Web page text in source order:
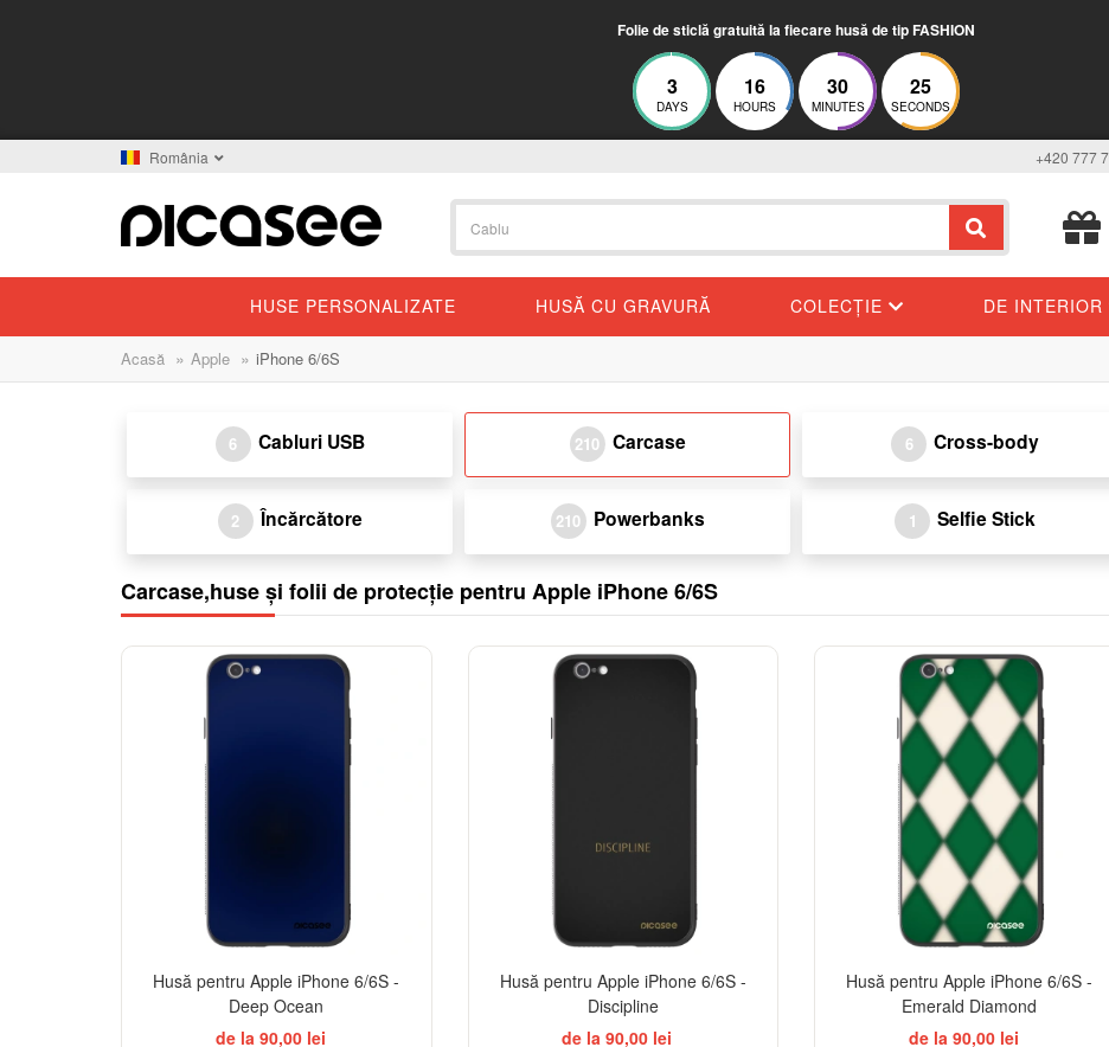
Folie de sticlă gratuită la fiecare husă de tip FASHION
3
DAYS
16
HOURS
30
MINUTES
24
SECONDS
România +420 777
HUSE PERSONALIZATE HUSĂ CU GRAVURĂ COLECȚIE DE INTERIOR
Acasă » Apple » iPhone 6/6S
6 Cabluri USB 210 Carcase 6 Cross-body
2 Încărcătore 210 Powerbanks 1 Selfie Stick
Carcase,huse și folii de protecție pentru Apple iPhone 6/6S
Husă pentru Apple iPhone 6/6S -
Deep Ocean
de la 90,00 lei
Husă pentru Apple iPhone 6/6S -
Discipline
de la 90,00 lei
Husă pentru Apple iPhone 6/6S -
Emerald Diamond
de la 90,00 lei